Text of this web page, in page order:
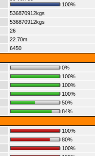
100%
536870912kgs
536870912kgs
26
22.70m
6450
0%
100%
100%
100%
50%
84%
100%
80%
100%